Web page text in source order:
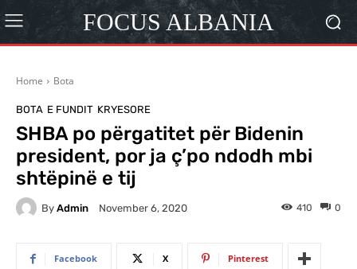
FOCUS ALBANIA
Home Bota
BOTA E FUNDIT KRYESORE
SHBA po përgatitet për Bidenin
president, por ja ç’po ndodh mbi
shtëpinë e tij
By Admin November 6, 2020 0
410
Facebook X Pinterest